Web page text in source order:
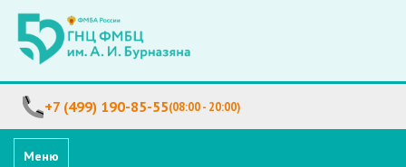
+7 (499) 190-85-55(08:00 - 20:00)
Меню